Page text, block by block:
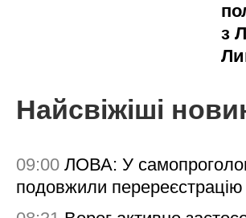
з
Найсвіжіші
09:00 ЛОВА: У
подовжили перереєстрацію